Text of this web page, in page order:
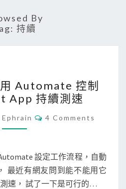
By
持續
A
n
d
r
i
d
]
Automate 控制
App 持續測速
Ephrain
C
N
T
S
4 Comments
設定工作流程，自動
最近有網友問到能不能用它
速， 試了一下是可行的…